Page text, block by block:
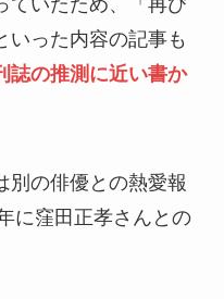
ていたため、「再び
いった内容の記事も
誌の推測に近い書か
別の俳優との熱愛報
に窪田正孝さんとの